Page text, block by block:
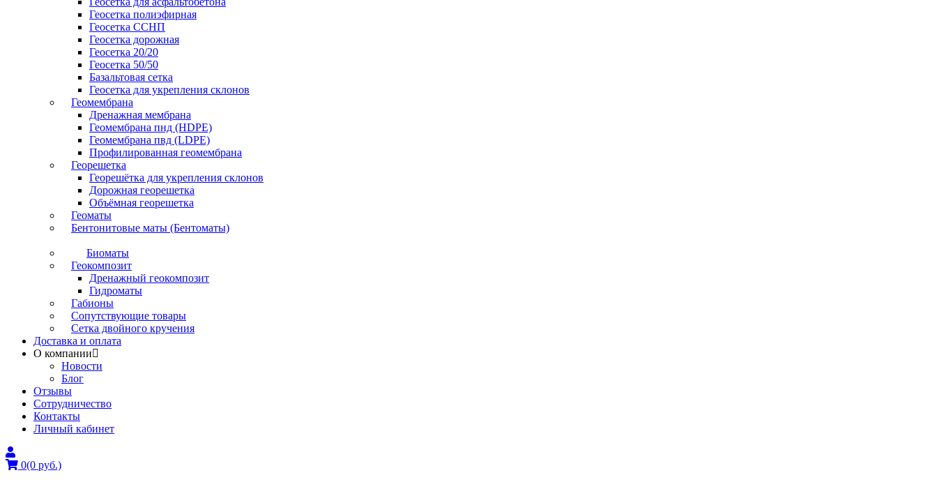
Геосетка полиэфирная
Геосетка ССНП
Геосетка дорожная
Геосетка 20/20
Геосетка 50/50
Базальтовая сетка
Геосетка для укрепления склонов
Геомембрана
Дренажная мембрана
Геомембрана пнд (HDPE)
Геомембрана пвд (LDPE)
Профилированная геомембрана
Георешетка
Георешётка для укрепления склонов
Дорожная георешетка
Объёмная георешетка
Геоматы
Бентонитовые маты (Бентоматы)
Биоматы
Геокомпозит
Дренажный геокомпозит
Гидроматы
Габионы
Сопутствующие товары
Сетка двойного кручения
Доставка и оплата
О компании
Новости
Блог
Отзывы
Сотрудничество
Контакты
Личный кабинет
0(0 руб.)